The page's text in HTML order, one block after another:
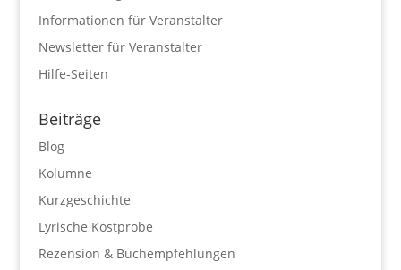
Informationen für Veranstalter
Newsletter für Veranstalter
Hilfe-Seiten
Beiträge
Blog
Kolumne
Kurzgeschichte
Lyrische Kostprobe
Rezension & Buchempfehlungen